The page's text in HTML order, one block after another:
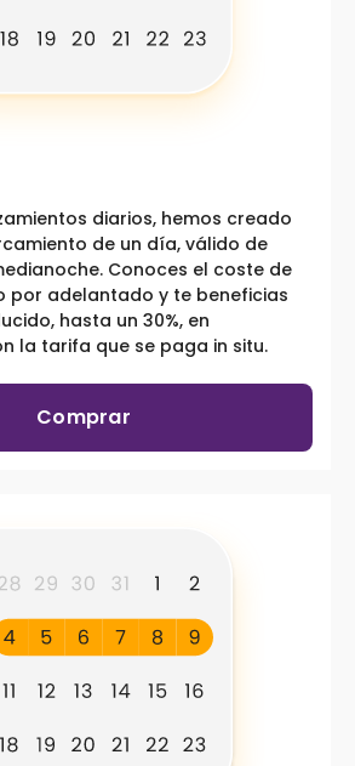
diarios, hemos creado
de un día, válido de
Conoces el coste de
por adelantado y te beneficias
hasta un 30%, en
la tarifa que se paga in situ.
Comprar